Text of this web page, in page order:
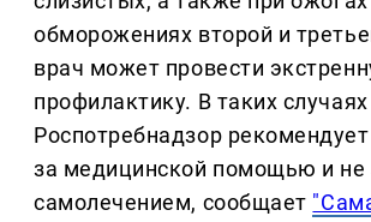
обморожениях второй и
врач может провести
профилактику. В таких случаях
Роспотребнадзор
за медицинской помощью и не
самолечением, сообщает